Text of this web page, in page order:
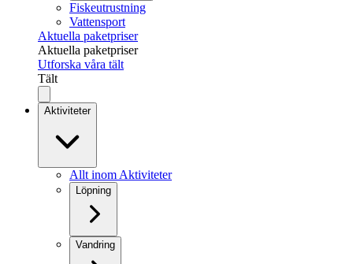
Fiskeutrustning
Vattensport
Aktuella paketpriser
Aktuella paketpriser
Utforska våra tält
Tält
Aktiviteter
Allt inom Aktiviteter
Löpning
Vandring